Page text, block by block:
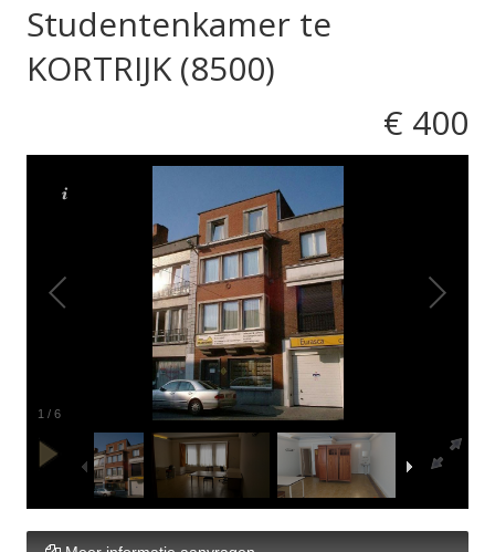
Studentenkamer te
KORTRIJK (8500)
€ 400
1 /6